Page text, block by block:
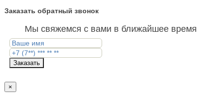
Заказать обратный звонок
Мы свяжемся с вами в ближайшее время
Заказать
×